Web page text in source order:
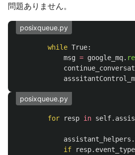
問題ありません。
posixqueue.py
while True:
msg = google_mq.
posixqueue.py
for resp in self.
assistant_helpers .
if
resp. event_type